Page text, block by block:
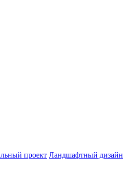
проект Ландшафтный дизайн